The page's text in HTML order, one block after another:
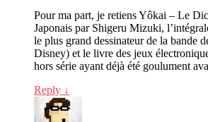
Pour ma part, je retiens Yôkai – Le
Japonais par Shigeru Mizuki,
le plus grand dessinateur de la bande
Disney) et le livre des jeux
hors série ayant déjà été goulument
Reply ↓